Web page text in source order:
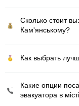
Сколько стоит
Кам'янському?
Как выбрать
Какие опции
эвакуатора в